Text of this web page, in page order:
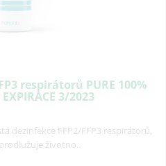
respirátorů PURE 100%
3/2023
dezinfekce FFP2/FFP3 respirátorů,
životno..